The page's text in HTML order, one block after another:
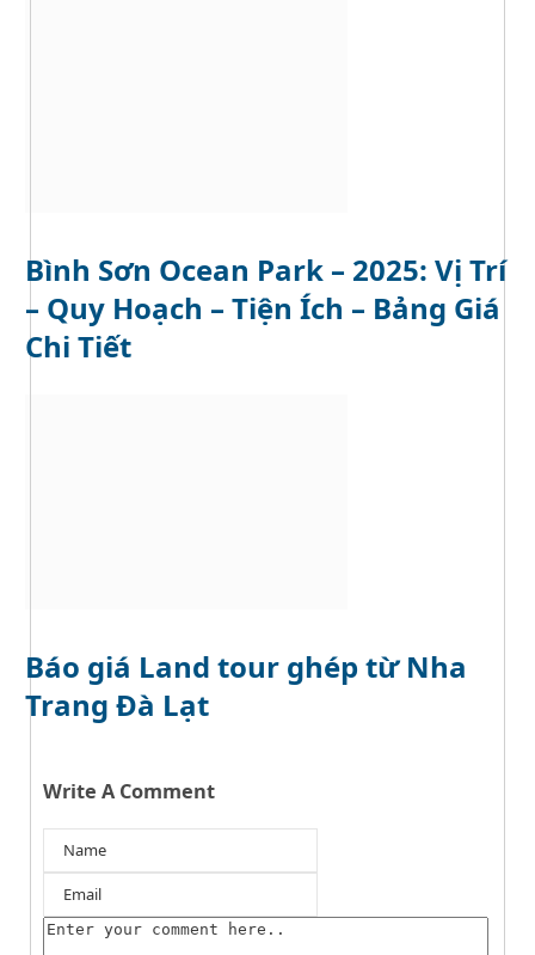
Bình Sơn Ocean Park – 2025: Vị Trí
– Quy Hoạch – Tiện Ích – Bảng Giá
Chi Tiết
Báo giá Land tour ghép từ Nha
Trang Đà Lạt
Write A Comment